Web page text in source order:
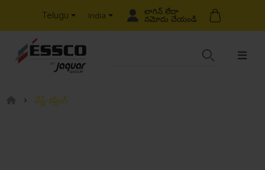
Telugu India
లాగిన్ లేదా
నమోదు చేయండి
వేస్ట్ కప్లింగ్